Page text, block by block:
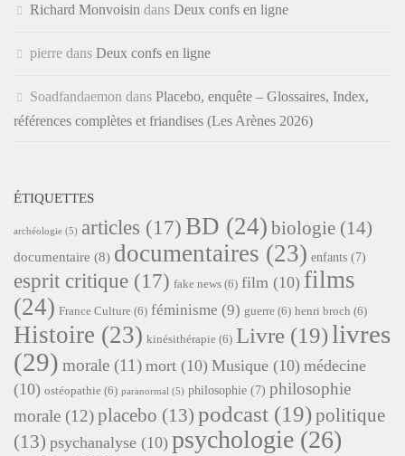
Richard Monvoisin dans Deux confs en ligne
pierre dans Deux confs en ligne
Soadfandaemon dans Placebo, enquête – Glossaires, Index,
références complètes et friandises (Les Arènes 2026)
ÉTIQUETTES
archéologie (5) articles (17) BD (24) biologie (14)
documentaire (8) documentaires (23) enfants (7)
esprit critique (17) fake news (6) film (10) films
(24) France Culture (6) féminisme (9) guerre (6) henri broch (6)
Histoire (23) kinésithérapie (6) Livre (19)livres
(29) morale (11) mort (10) Musique (10) médecine
(10) ostéopathie (6) paranormal (5) philosophie (7) philosophie
morale (12)placebo (13) podcast (19)politique
(13) psychanalyse (10) psychologie (26)